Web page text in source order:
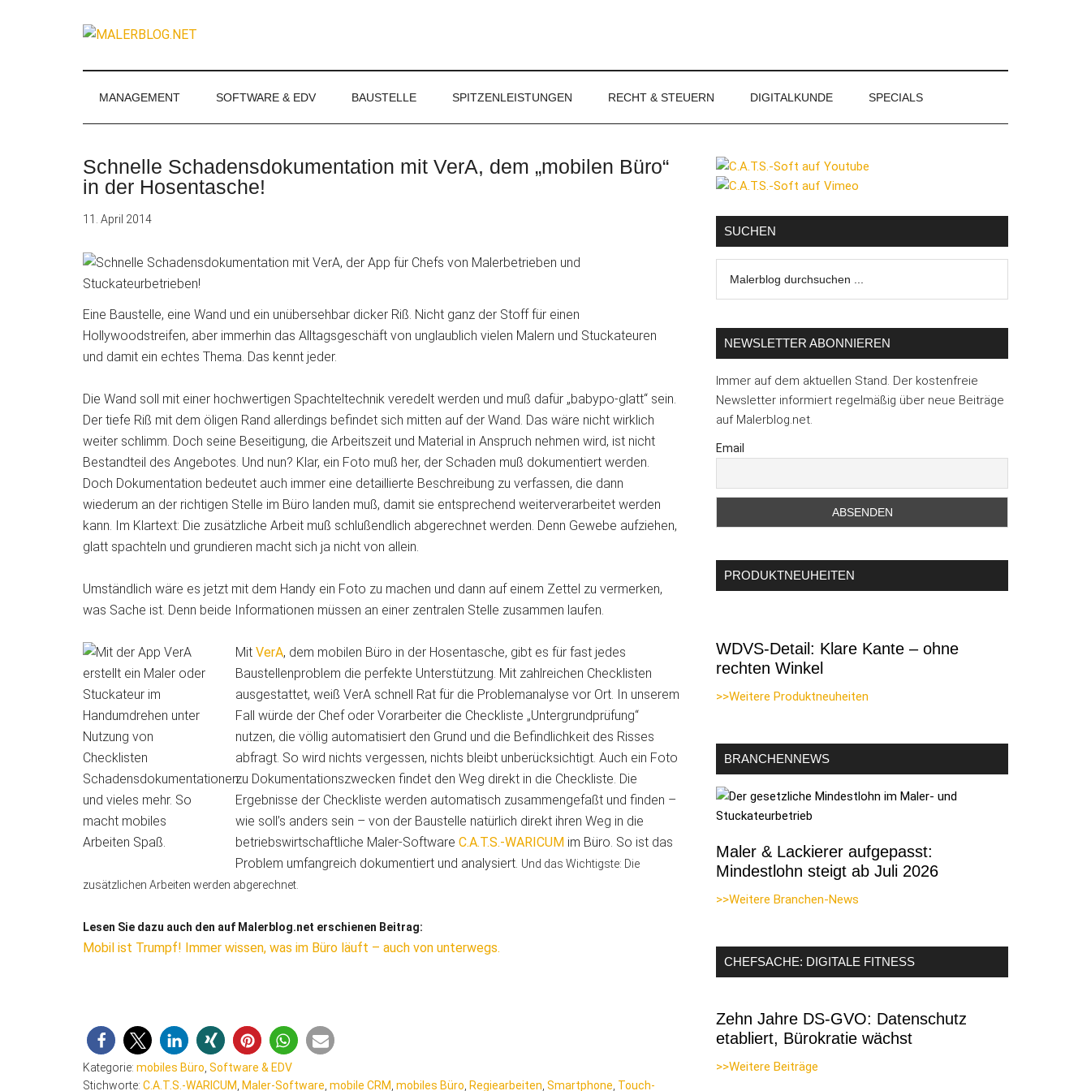
MALERBLOG.NET
Magazin
Stuckateure
MANAGEMENT SOFTWARE & EDV BAUSTELLE SPITZENLEISTUNGEN RECHT & STEUERN DIGITALKUNDE SPECIALS
Schnelle Schadensdokumentation mit VerA, dem „mobilen Büro“
in der Hosentasche!
11. April 2014
Eine Baustelle, eine Wand und ein unübersehbar dicker Riß. Nicht ganz der Stoff für einen
Hollywoodstreifen, aber immerhin das Alltagsgeschäft von unglaublich vielen Malern und Stuckateuren
und damit ein echtes Thema. Das kennt jeder.
Die Wand soll mit einer hochwertigen Spachteltechnik veredelt werden und muß dafür „babypo-glatt“ sein.
Der tiefe Riß mit dem öligen Rand allerdings befindet sich mitten auf der Wand. Das wäre nicht wirklich
weiter schlimm. Doch seine Beseitigung, die Arbeitszeit und Material in Anspruch nehmen wird, ist nicht
Bestandteil des Angebotes. Und nun? Klar, ein Foto muß her, der Schaden muß dokumentiert werden.
Doch Dokumentation bedeutet auch immer eine detaillierte Beschreibung zu verfassen, die dann
wiederum an der richtigen Stelle im Büro landen muß, damit sie entsprechend weiterverarbeitet werden
kann. Im Klartext: Die zusätzliche Arbeit muß schlußendlich abgerechnet werden. Denn Gewebe aufziehen,
glatt spachteln und grundieren macht sich ja nicht von allein.
Umständlich wäre es jetzt mit dem Handy ein Foto zu machen und dann auf einem Zettel zu vermerken,
was Sache ist. Denn beide Informationen müssen an einer zentralen Stelle zusammen laufen.
Mit VerA, dem mobilen Büro in der Hosentasche, gibt es für fast jedes
Baustellenproblem die perfekte Unterstützung. Mit zahlreichen Checklisten
ausgestattet, weiß VerA schnell Rat für die Problemanalyse vor Ort. In unserem
Fall würde der Chef oder Vorarbeiter die Checkliste „Untergrundprüfung“
nutzen, die völlig automatisiert den Grund und die Befindlichkeit des Risses
abfragt. So wird nichts vergessen, nichts bleibt unberücksichtigt. Auch ein Foto
zu Dokumentationszwecken findet den Weg direkt in die Checkliste. Die
Ergebnisse der Checkliste werden automatisch zusammengefaßt und finden –
wie soll’s anders sein – von der Baustelle natürlich direkt ihren Weg in die
betriebswirtschaftliche Maler-Software C.A.T.S.-WARICUM im Büro. So ist das
Problem umfangreich dokumentiert und analysiert. Und das Wichtigste: Die
zusätzlichen Arbeiten werden abgerechnet.
Lesen Sie dazu auch den auf Malerblog.net erschienen Beitrag:
Mobil ist Trumpf! Immer wissen, was im Büro läuft – auch von unterwegs.
Kategorie: mobiles Büro Software & EDV
Stichworte: C.A.T.S.-WARICUM Maler-Software mobile CRM mobiles Büro Regiearbeiten Smartphone Touch-
Seitenspalte
SUCHEN
durchsuchen
NEWSLETTER ABONNIEREN
Immer auf dem aktuellen Stand. Der kostenfreie
Newsletter informiert regelmäßig über neue Beiträge
auf Malerblog.net.
Email
PRODUKTNEUHEITEN
WDVS-Detail: Klare Kante – ohne
rechten Winkel
>>Weitere Produktneuheiten
BRANCHENNEWS
Maler & Lackierer aufgepasst:
Mindestlohn steigt ab Juli 2026
>>Weitere Branchen-News
CHEFSACHE: DIGITALE FITNESS
Zehn Jahre DS-GVO: Datenschutz
etabliert, Bürokratie wächst
>>Weitere Beiträge